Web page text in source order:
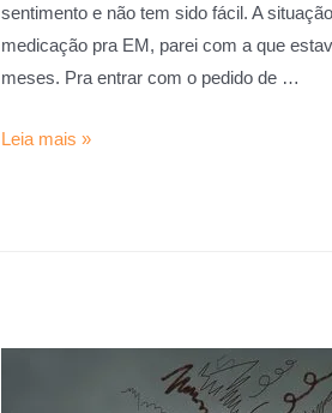
sentimento e não tem sido fácil. A
medicação pra EM, parei com a que
meses. Pra entrar com o pedido de …
Leia mais »